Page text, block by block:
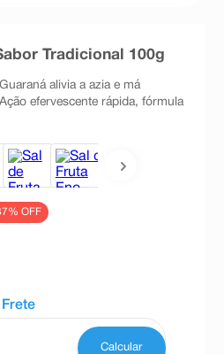
Tradicional 100g
alivia a azia e má
efervescente rápida, fórmula
% OFF